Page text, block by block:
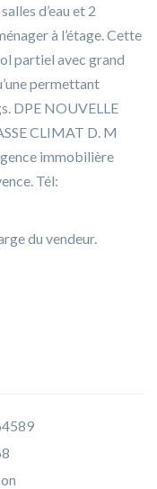
d’eau et 2
à l’étage. Cette
partiel avec grand
permettant
DPE NOUVELLE
CLIMAT D. M
immobilière
Tél:
du vendeur.